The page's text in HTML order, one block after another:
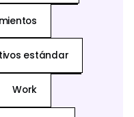
estándar
Work